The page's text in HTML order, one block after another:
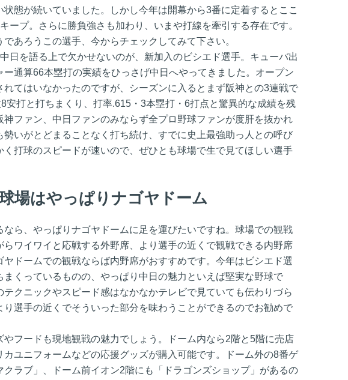
状態が続いていました。しかし今年は開幕から3番に定着するとここ
ープ。さらに勝負強さも加わり、いまや打線を牽引する存在です。
あろうこの選手、今からチェックしてみて下さい。
日を語る上で欠かせないのが、新加入のビシエド選手。キューバ出
ー通算66本塁打の実績をひっさげ中日へやってきました。オープン
れてはいなかったのですが、シーズンに入るとまず阪神との3連戦で
安打と打ちまくり、打率.615・3本塁打・6打点と驚異的な成績を残
神ファン、中日ファンのみならず全プロ野球ファンが度肝を抜かれ
勢いがとどまることなく打ち続け、すでに史上最強助っ人との呼び
く打球のスピードが速いので、ぜひとも球場で生で見てほしい選手
場はやっぱりナゴヤドーム
なら、やっぱりナゴヤドームに足を運びたいですね。球場での観戦
らワイワイと応戦する外野席、より選手の近くで観戦できる内野席
ヤドームでの観戦ならば内野席がおすすめです。今年はビシエド選
まくっているものの、やっぱり中日の魅力といえば堅実な野球で
テクニックやスピード感はなかなかテレビで見ていても伝わりづら
り選手の近くでそういった部分を味わうことができるのでお勧めで
やフードも現地観戦の魅力でしょう。ドーム内なら2階と5階に売店
カユニフォームなどの応援グッズが購入可能です。ドーム外の8番ゲ
クラブ」、ドーム前イオン2階にも「ドラゴンズショップ」があるの